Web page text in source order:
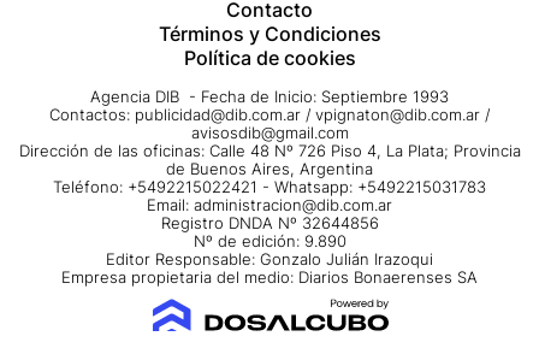
Contacto
Términos y Condiciones
Política de cookies
Agencia DIB - Fecha de Inicio: Septiembre 1993
Contactos: publicidad@dib.com.ar / vpignaton@dib.com.ar /
avisosdib@gmail.com
Dirección de las oficinas: Calle 48 Nº 726 Piso 4, La Plata; Provincia
de Buenos Aires, Argentina
Teléfono: +5492215022421 - Whatsapp: +5492215031783
Email: administracion@dib.com.ar
Registro DNDA Nº 32644856
Nº de edición: 9.890
Editor Responsable: Gonzalo Julián Irazoqui
Empresa propietaria del medio: Diarios Bonaerenses SA